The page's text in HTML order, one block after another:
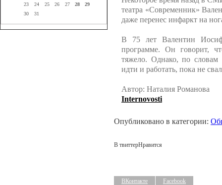
23
24 25 26 27 28
29
30
31
театра «Современник»
даже перенес инфаркт на
В 75 лет Валентин
программе. Он говорит,
тяжело. Однако, по
идти и работать, пока не
Автор: Наталия Романова
Internovosti
Опубликовано в категории:
В твиттерНравится
ВКонтакте Facebook